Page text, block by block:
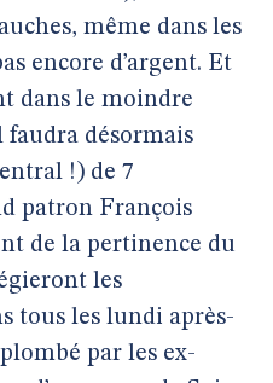
même dans les
encore d’argent. Et
dans le moindre
faudra désormais
!) de 7
patron François
de la pertinence du
les
tous les lundi après-
par les ex-